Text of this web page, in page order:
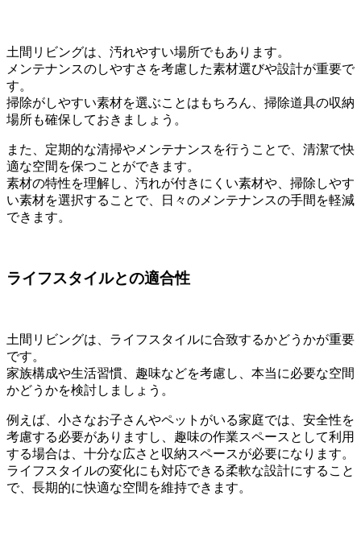
土間リビングは、汚れやすい場所でもあります。
メンテナンスのしやすさを考慮した素材選びや設計が重要で
す。
掃除がしやすい素材を選ぶことはもちろん、掃除道具の収納
場所も確保しておきましょう。
また、定期的な清掃やメンテナンスを行うことで、清潔で快
適な空間を保つことができます。
素材の特性を理解し、汚れが付きにくい素材や、掃除しやす
い素材を選択することで、日々のメンテナンスの手間を軽減
できます。
ライフスタイルとの適合性
土間リビングは、ライフスタイルに合致するかどうかが重要
です。
家族構成や生活習慣、趣味などを考慮し、本当に必要な空間
かどうかを検討しましょう。
例えば、小さなお子さんやペットがいる家庭では、安全性を
考慮する必要がありますし、趣味の作業スペースとして利用
する場合は、十分な広さと収納スペースが必要になります。
ライフスタイルの変化にも対応できる柔軟な設計にすること
で、長期的に快適な空間を維持できます。